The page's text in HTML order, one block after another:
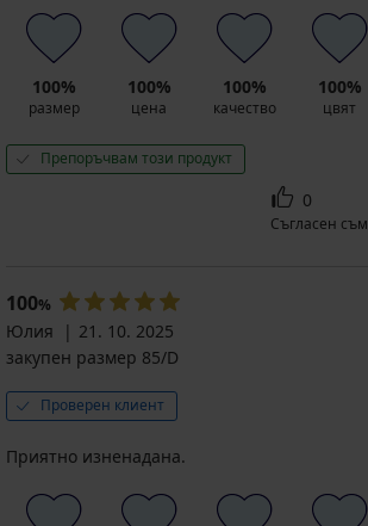
100%
размер
100%
цена
100%
качество
100%
цвят
Препоръчвам този продукт
0
Съгласен съм
100%
Юлия
21. 10. 2025
закупен размер 85/D
Проверен клиент
Приятно изненадана.